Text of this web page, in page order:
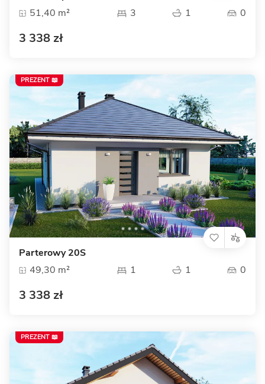
51,40 m²
3 1 0
3 338 zł
Parterowy 20S
49,30 m²
1 1 0
3 338 zł
PREZENT 📖
PREZENT 📖